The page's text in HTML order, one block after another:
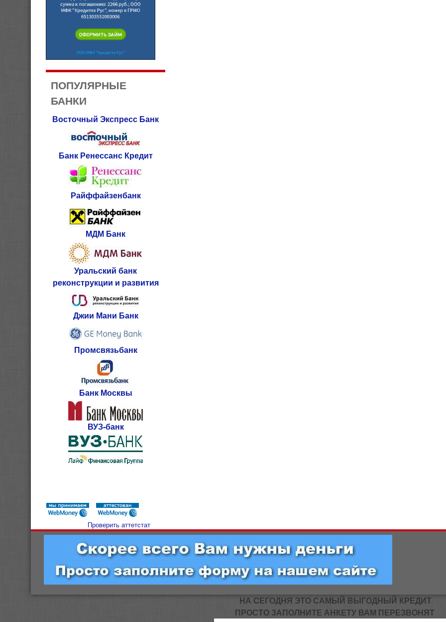
ПОПУЛЯРНЫЕ
БАНКИ
Восточный Экспресс Банк
Банк Ренессанс Кредит
Райффайзенбанк
МДМ Банк
Уральский банк
реконструкции и развития
Джии Мани Банк
Промсвязьбанк
Банк Москвы
ВУЗ-банк
Проверить аттетстат
НА СЕГОДНЯ ЭТО САМЫЙ ВЫГОДНЫЙ КРЕДИТ
ПРОСТО ЗАПОЛНИТЕ АНКЕТУ ВАМ ПЕРЕЗВОНЯТ